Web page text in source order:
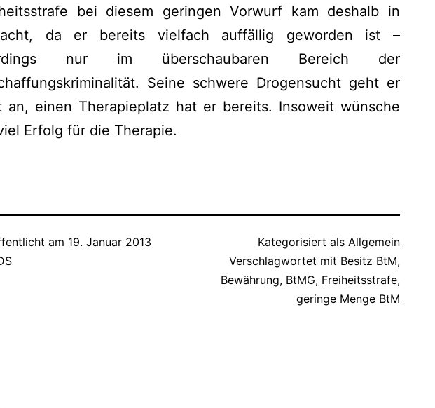
bei diesem geringen Vorwurf kam deshalb in
da er bereits vielfach auffällig geworden ist –
nur im überschaubaren Bereich der
Seine schwere Drogensucht geht er
an, einen Therapieplatz hat er bereits. Insoweit wünsche
Erfolg für die Therapie.
am 19. Januar 2013
Kategorisiert als Allgemein
Verschlagwortet mit Besitz BtM,
Bewährung, BtMG, Freiheitsstrafe,
geringe Menge BtM